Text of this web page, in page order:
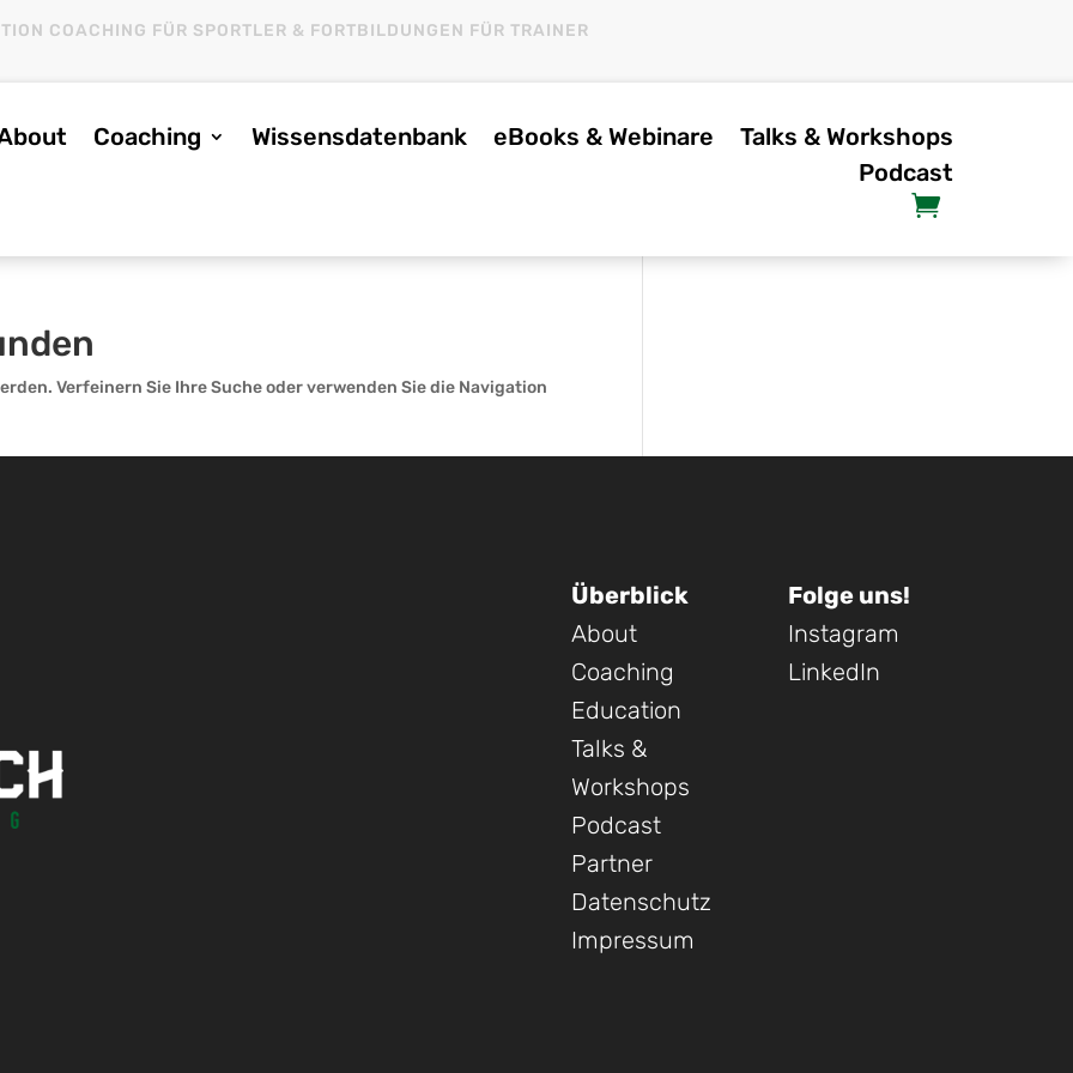
COACHING FÜR SPORTLER & FORTBILDUNGEN FÜR TRAINER
Coaching Wissensdatenbank eBooks & Webinare
Talks & Workshops
Podcast
Verfeinern Sie Ihre Suche oder verwenden Sie die Navigation
Überblick
About
Coaching
Education
Talks &
Workshops
Podcast
Partner
Datenschutz
Impressum
Folge uns!
Instagram
LinkedIn